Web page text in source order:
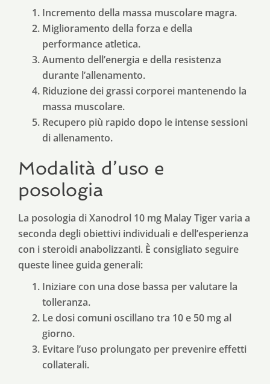
Incremento della massa muscolare magra.
Miglioramento della forza e della
performance atletica.
Aumento dell’energia e della resistenza
durante l’allenamento.
Riduzione dei grassi corporei mantenendo la
massa muscolare.
Recupero più rapido dopo le intense sessioni
di allenamento.
Modalità d’uso e
posologia
La posologia di Xanodrol 10 mg Malay Tiger varia a
seconda degli obiettivi individuali e dell’esperienza
con i steroidi anabolizzanti. È consigliato seguire
queste linee guida generali:
Iniziare con una dose bassa per valutare la
tolleranza.
Le dosi comuni oscillano tra 10 e 50 mg al
giorno.
Evitare l’uso prolungato per prevenire effetti
collaterali.